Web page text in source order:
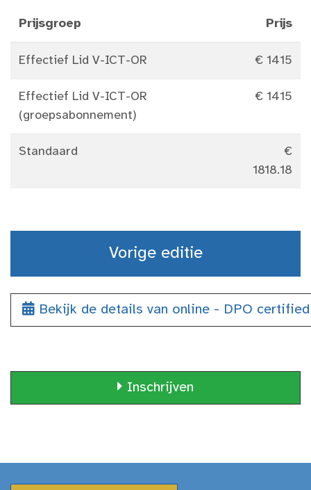
Prijsgroep Prijs
Effectief Lid V-ICT-OR € 1415
Effectief Lid V-ICT-OR
(groepsabonnement)
€ 1415
Standaard
€
1818.18
Vorige editie
Bekijk de details van online - DPO
Inschrijven